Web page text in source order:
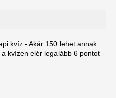
kvíz - Akár 150 lehet annak
kvízen elér legalább 6 pontot